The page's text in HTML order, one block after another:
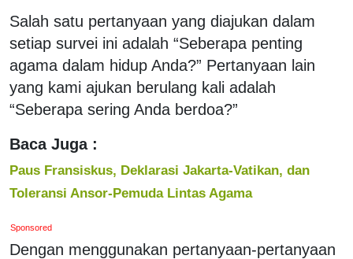
Salah satu pertanyaan yang diajukan dalam
setiap survei ini adalah “Seberapa penting
agama dalam hidup Anda?” Pertanyaan lain
yang kami ajukan berulang kali adalah
“Seberapa sering Anda berdoa?”
Baca Juga :
Paus Fransiskus, Deklarasi Jakarta-Vatikan, dan
Toleransi Ansor-Pemuda Lintas Agama
Sponsored
Dengan menggunakan pertanyaan-pertanyaan